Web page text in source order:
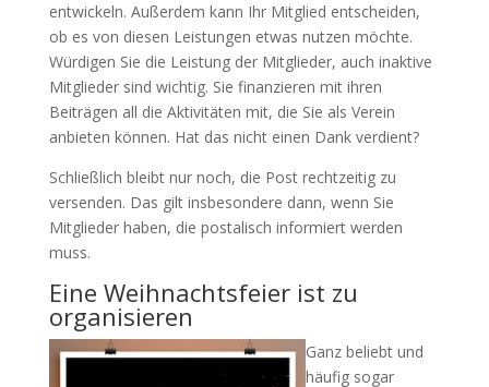
entwickeln. Außerdem kann Ihr Mitglied entscheiden,
ob es von diesen Leistungen etwas nutzen möchte.
Würdigen Sie die Leistung der Mitglieder, auch inaktive
Mitglieder sind wichtig. Sie finanzieren mit ihren
Beiträgen all die Aktivitäten mit, die Sie als Verein
anbieten können. Hat das nicht einen Dank verdient?
Schließlich bleibt nur noch, die Post rechtzeitig zu
versenden. Das gilt insbesondere dann, wenn Sie
Mitglieder haben, die postalisch informiert werden
muss.
Eine Weihnachtsfeier ist zu
organisieren
Ganz beliebt und
häufig sogar